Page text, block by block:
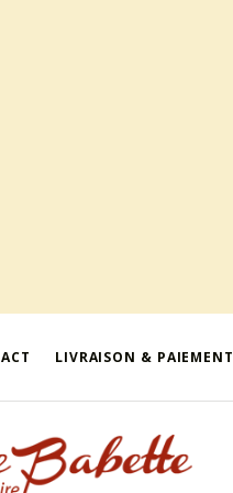
LIVRAISON & PAIEMENT